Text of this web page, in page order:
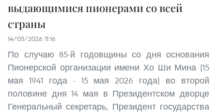
выдающимися пионерами со всей
страны
14/05/2026 11:16
По случаю 85-й годовщины со дня основания
Пионерской организации имени Хо Ши Мина (15
мая 1941 года - 15 мая 2026 года) во второй
половине дня 14 мая в Президентском дворце
Генеральный секретарь, Президент государства